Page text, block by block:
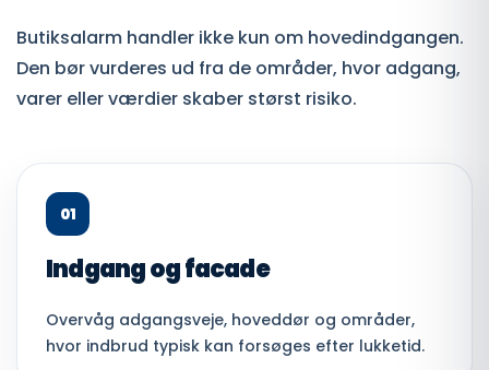
Butiksalarm handler ikke kun om hovedindgangen.
Den bør vurderes ud fra de områder, hvor adgang,
varer eller værdier skaber størst risiko.
01
Indgang og facade
Overvåg adgangsveje, hoveddør og områder,
hvor indbrud typisk kan forsøges efter lukketid.